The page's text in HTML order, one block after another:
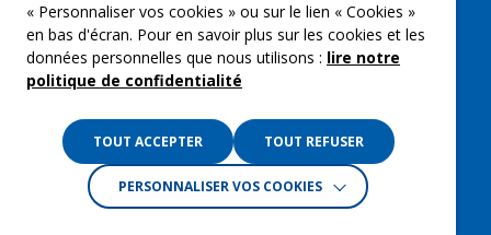
Mentions légales
Gestion des cookies
Crédits :La Jungle
« Personnaliser vos cookies » ou sur le lien « Cookies »
en bas d'écran. Pour en savoir plus sur les cookies et les
données personnelles que nous utilisons : lire notre
politique de confidentialité
TOUT ACCEPTER TOUT REFUSER
PERSONNALISER VOS COOKIES